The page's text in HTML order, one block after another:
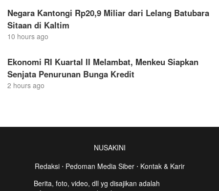
Negara Kantongi Rp20,9 Miliar dari Lelang Batubara
Sitaan di Kaltim
10 hours ago
Ekonomi RI Kuartal II Melambat, Menkeu Siapkan
Senjata Penurunan Bunga Kredit
2 hours ago
NUSAKINI
Redaksi⋅ Pedoman Media Siber⋅ Kontak & Karir
Berita, foto, video, dll yg disajikan adalah